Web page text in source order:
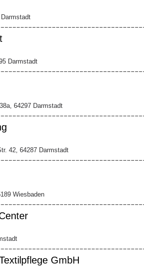
Darmstadt
64297 Darmstadt
42, 64287 Darmstadt
Wiesbaden
GmbH